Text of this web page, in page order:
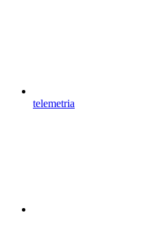
telemetria